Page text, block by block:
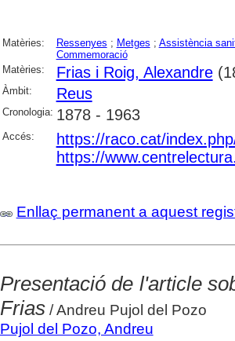
Matèries: Ressenyes ; Metges ; Assistència
Commemoració
Matèries:
Frias i Roig, Alexandre
Àmbit: Reus
Cronologia: 1878 - 1963
Accés:
https://raco.cat/
https://
Enllaç permanent a aquest
Presentació de l'article
Frias/ Andreu Pujol del Pozo
Pujol del Pozo, Andreu